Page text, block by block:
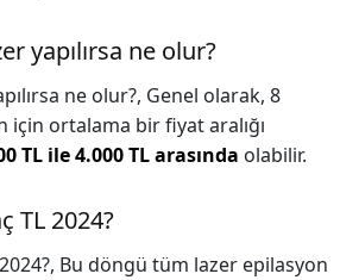
yapılırsa ne olur?
ne olur?, Genel olarak, 8
için ortalama bir fiyat aralığı
TL ile 4.000 TL arasında olabilir.
TL 2024?
Bu döngü tüm lazer epilasyon